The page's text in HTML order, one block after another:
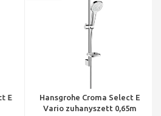
E
Hansgrohe Croma Select E
Vario zuhanyszett 0,65m